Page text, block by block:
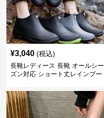
¥3,040 (税込)
長靴レディース 長靴 オールシー
ズン対応 ショート丈レインブー